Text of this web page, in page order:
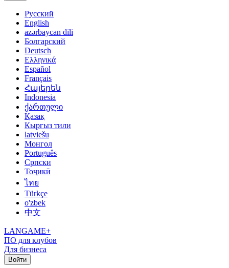
Русский
English
azərbaycan dili
Болгарский
Deutsch
Ελληνικά
Español
Français
Հայերեն
Indonesia
ქართული
Қазақ
Кыргыз тили
latviešu
Монгол
Português
Српски
Тоҷикӣ
ไทย
Türkçe
o'zbek
中文
LANGAME+
ПО для клубов
Для бизнеса
Войти